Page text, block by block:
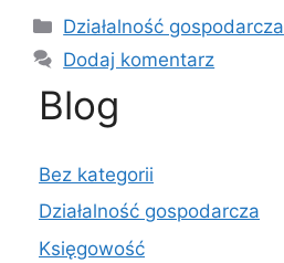
Kategorie
Działalność gospodarcza
Dodaj komentarz
Blog
Bez kategorii
Działalność gospodarcza
Księgowość